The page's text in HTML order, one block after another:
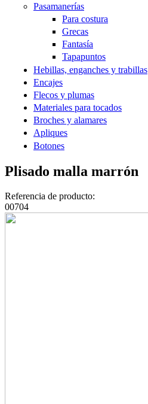
Pasamanerías
Para costura
Grecas
Fantasía
Tapapuntos
Hebillas, enganches y trabillas
Encajes
Flecos y plumas
Materiales para tocados
Broches y alamares
Apliques
Botones
Plisado malla marrón
Referencia de producto:
00704